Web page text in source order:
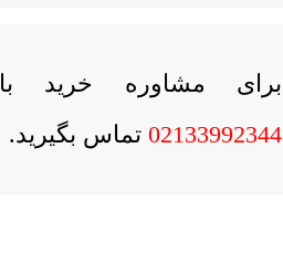
برای مشاوره خرید
02133992344 تماس بگیرید.